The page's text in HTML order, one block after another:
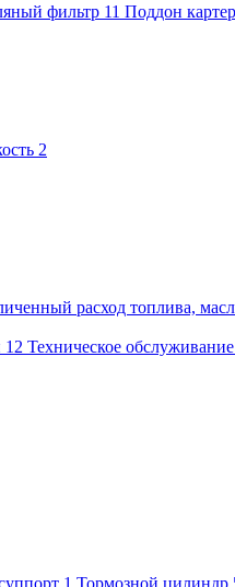
фильтр 11 Поддон
2
расход топлива,
12 Техническое обслуживание
1 Тормозной цилиндр